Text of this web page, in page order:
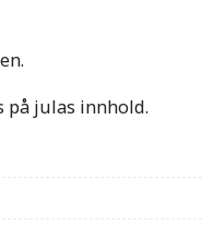
på julas innhold.